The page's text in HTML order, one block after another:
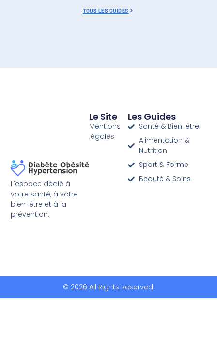
TOUS LES GUIDES
L'espace dédié à
votre santé, à votre
bien-être et à la
prévention.
Le Site
Mentions
légales
Les Guides
Santé & Bien-être
Alimentation &
Nutrition
Sport & Forme
Beauté & Soins
© 2026 All Rights Reserved.